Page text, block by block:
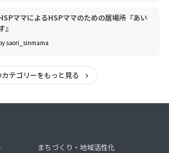
ママによるHSPママのための居場所『あい
』
saori_sinmama
カテゴリーをもっと見る
まちづくり・地域活性化